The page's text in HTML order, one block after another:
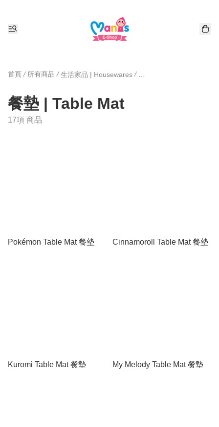
首頁 / 所有商品 / 生活家品 | Housewares /
餐墊 | Table Mat
17項 商品
Pokémon Table Mat 餐墊 Cinnamoroll Table Mat 餐墊
Kuromi Table Mat 餐墊 My Melody Table Mat 餐墊